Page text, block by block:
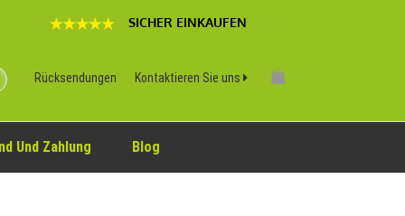
SICHER EINKAUFEN
Rücksendungen Kontaktieren Sie uns
Und Zahlung Blog